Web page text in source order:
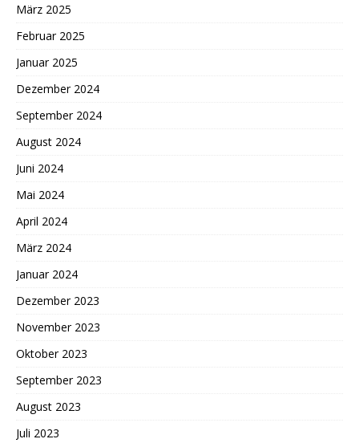
März 2025
Februar 2025
Januar 2025
Dezember 2024
September 2024
August 2024
Juni 2024
Mai 2024
April 2024
März 2024
Januar 2024
Dezember 2023
November 2023
Oktober 2023
September 2023
August 2023
Juli 2023